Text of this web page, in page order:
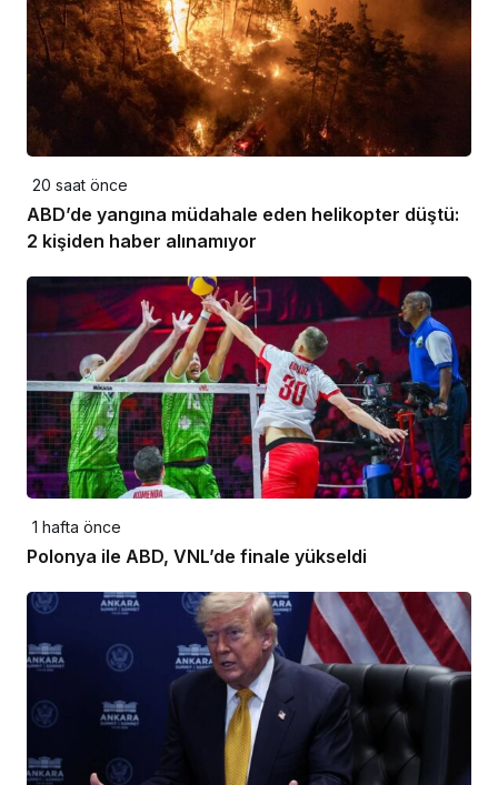
20 saat önce
ABD’de yangına müdahale eden helikopter düştü:
2 kişiden haber alınamıyor
1 hafta önce
Polonya ile ABD, VNL’de finale yükseldi